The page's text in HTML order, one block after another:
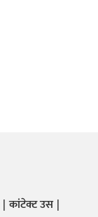
कांटेक्ट उस